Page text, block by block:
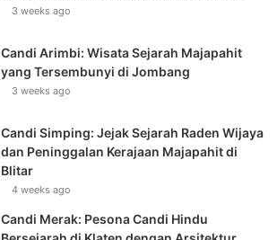
3 weeks ago
Candi Arimbi: Wisata Sejarah Majapahit
yang Tersembunyi di Jombang
3 weeks ago
Candi Simping: Jejak Sejarah Raden Wijaya
dan Peninggalan Kerajaan Majapahit di
Blitar
4 weeks ago
Candi Merak: Pesona Candi Hindu